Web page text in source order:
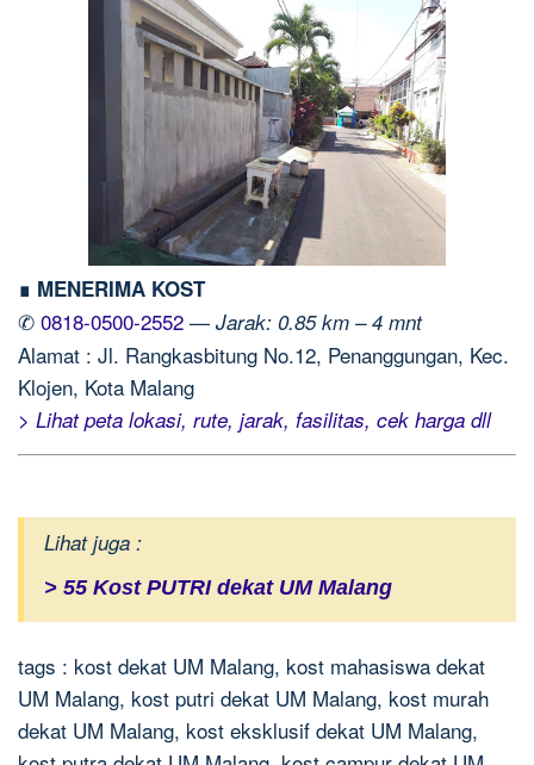
∎ MENERIMA KOST
✆ 0818-0500-2552 — Jarak: 0.85 km – 4 mnt
Alamat : Jl. Rangkasbitung No.12, Penanggungan, Kec.
Klojen, Kota Malang
> Lihat peta lokasi, rute, jarak, fasilitas, cek harga dll
Lihat juga :
> 55 Kost PUTRI dekat UM Malang
tags : kost dekat UM Malang, kost mahasiswa dekat
UM Malang, kost putri dekat UM Malang, kost murah
dekat UM Malang, kost eksklusif dekat UM Malang,